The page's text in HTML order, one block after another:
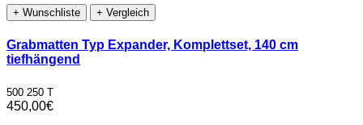
+ Wunschliste + Vergleich
Grabmatten Typ Expander, Komplettset, 140 cm
tiefhängend
500 250 T
450,00€